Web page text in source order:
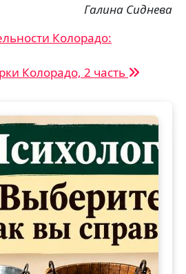
Галина Сиднева
Колорадо:
Колорадо, 2 часть